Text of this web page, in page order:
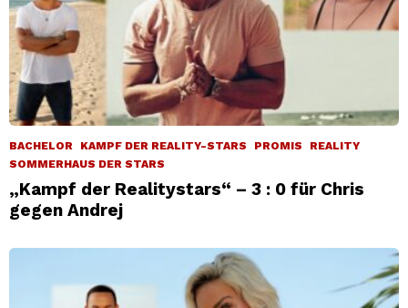
BACHELOR KAMPF DER REALITY-STARS PROMIS
REALITY
SOMMERHAUS DER STARS
„Kampf der Realitystars“ – 3 : 0 für Chris
gegen Andrej